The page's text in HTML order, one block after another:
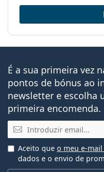
É a sua primeira vez
pontos de bónus ao
newsletter e escolha
primeira encomenda.
Email
Aceito que o meu e-
dados e o envio de